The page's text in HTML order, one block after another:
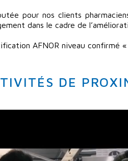
pour nos clients
dans le cadre de
AFNOR niveau confirmé «
DE